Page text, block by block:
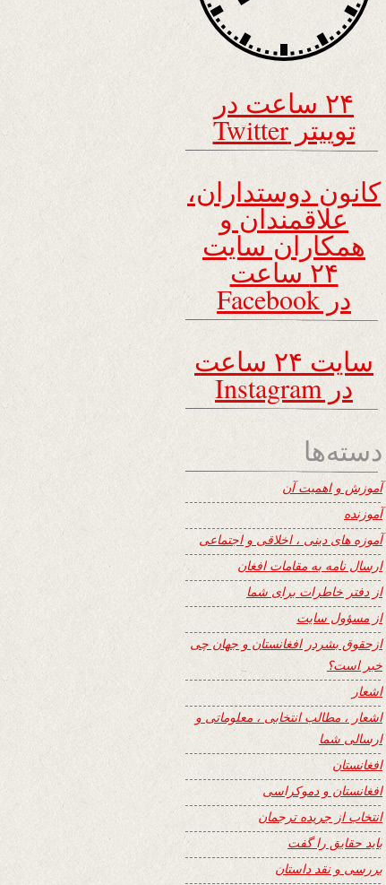
۲۴ ساعت در
توییتر Twitter
کانون دوستداران،
علاقمندان و
همکاران سایت
۲۴ ساعت
در Facebook
سایت ۲۴ ساعت
در Instagram
دسته‌ها
آموزش و اهمیت آن
آموزنده
آموزه های دینی ، اخلاقی و اجتماعی
ارسال نامه به مقامات افغان
از دفتر خاطرات برای شما
از مسؤول سایت
ازحقوق بشردر افغانستان و جهان چی
خبر است؟
اشعار
اشعار ، مطالب انتخابی ، معلوماتی و
ارسالی شما
افغانستان
افغانستان و دموکراسی
انتخاب از جریده ترجمان
باید حقایق را گفت
بررسی و نقد داستان